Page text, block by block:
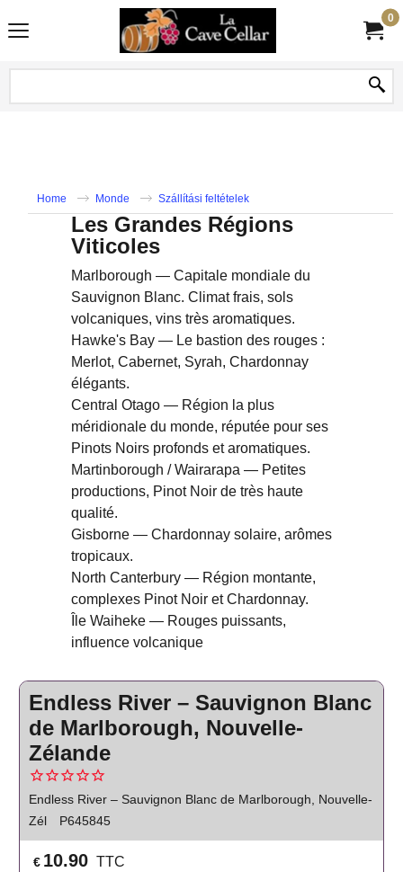
0
Home Monde Szállítási feltételek
Les Grandes Régions
Viticoles
Marlborough — Capitale mondiale du
Sauvignon Blanc. Climat frais, sols
volcaniques, vins très aromatiques.
Hawke's Bay — Le bastion des rouges :
Merlot, Cabernet, Syrah, Chardonnay
élégants.
Central Otago — Région la plus
méridionale du monde, réputée pour ses
Pinots Noirs profonds et aromatiques.
Martinborough / Wairarapa — Petites
productions, Pinot Noir de très haute
qualité.
Gisborne — Chardonnay solaire, arômes
tropicaux.
North Canterbury — Région montante,
complexes Pinot Noir et Chardonnay.
Île Waiheke — Rouges puissants,
influence volcanique
Endless River – Sauvignon Blanc
de Marlborough, Nouvelle-
Zélande
Endless River – Sauvignon Blanc de Marlborough, Nouvelle-
Zél
P645845
€ 10.90 TTC